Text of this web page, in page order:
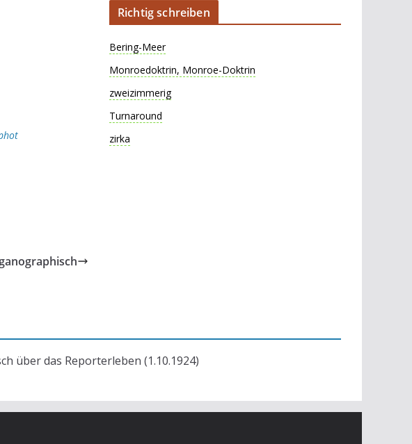
Richtig schreiben
Bering-Meer
Monroedoktrin, Monroe-Doktrin
zweizimmerig
Turnaround
zirka
über das Reporterleben (1.10.1924)